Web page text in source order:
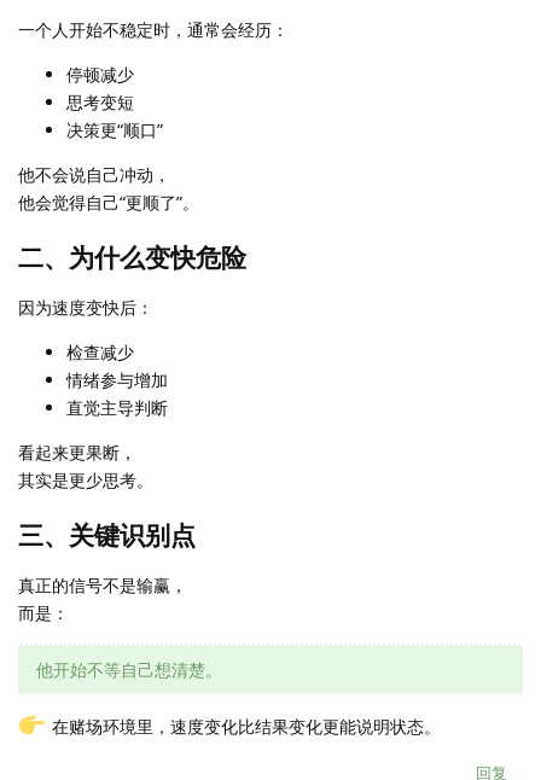
一个人开始不稳定时，通常会经历：
停顿减少
思考变短
决策更“顺口”
他不会说自己冲动，
他会觉得自己“更顺了”。
二、为什么变快危险
因为速度变快后：
检查减少
情绪参与增加
直觉主导判断
看起来更果断，
其实是更少思考。
三、关键识别点
真正的信号不是输赢，
而是：
他开始不等自己想清楚。
在赌场环境里，速度变化比结果变化更能说明状态。
回复